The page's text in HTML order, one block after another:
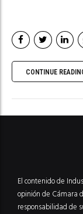
CONTINUE
El contenido de
opinión de Cámara
responsabilidad de